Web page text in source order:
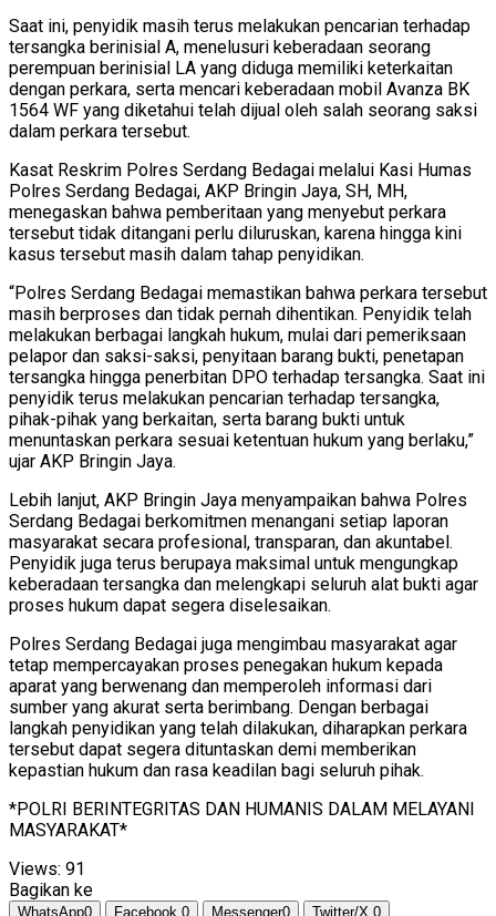
Saat ini, penyidik masih terus melakukan pencarian terhadap
tersangka berinisial A, menelusuri keberadaan seorang
perempuan berinisial LA yang diduga memiliki keterkaitan
dengan perkara, serta mencari keberadaan mobil Avanza BK
1564 WF yang diketahui telah dijual oleh salah seorang saksi
dalam perkara tersebut.
Kasat Reskrim Polres Serdang Bedagai melalui Kasi Humas
Polres Serdang Bedagai, AKP Bringin Jaya, SH, MH,
menegaskan bahwa pemberitaan yang menyebut perkara
tersebut tidak ditangani perlu diluruskan, karena hingga kini
kasus tersebut masih dalam tahap penyidikan.
“Polres Serdang Bedagai memastikan bahwa perkara tersebut
masih berproses dan tidak pernah dihentikan. Penyidik telah
melakukan berbagai langkah hukum, mulai dari pemeriksaan
pelapor dan saksi-saksi, penyitaan barang bukti, penetapan
tersangka hingga penerbitan DPO terhadap tersangka. Saat ini
penyidik terus melakukan pencarian terhadap tersangka,
pihak-pihak yang berkaitan, serta barang bukti untuk
menuntaskan perkara sesuai ketentuan hukum yang berlaku,”
ujar AKP Bringin Jaya.
Lebih lanjut, AKP Bringin Jaya menyampaikan bahwa Polres
Serdang Bedagai berkomitmen menangani setiap laporan
masyarakat secara profesional, transparan, dan akuntabel.
Penyidik juga terus berupaya maksimal untuk mengungkap
keberadaan tersangka dan melengkapi seluruh alat bukti agar
proses hukum dapat segera diselesaikan.
Polres Serdang Bedagai juga mengimbau masyarakat agar
tetap mempercayakan proses penegakan hukum kepada
aparat yang berwenang dan memperoleh informasi dari
sumber yang akurat serta berimbang. Dengan berbagai
langkah penyidikan yang telah dilakukan, diharapkan perkara
tersebut dapat segera dituntaskan demi memberikan
kepastian hukum dan rasa keadilan bagi seluruh pihak.
*POLRI BERINTEGRITAS DAN HUMANIS DALAM MELAYANI
MASYARAKAT*
Views: 91
Bagikan ke
WhatsApp0 Facebook 0 Messenger0 Twitter/X 0